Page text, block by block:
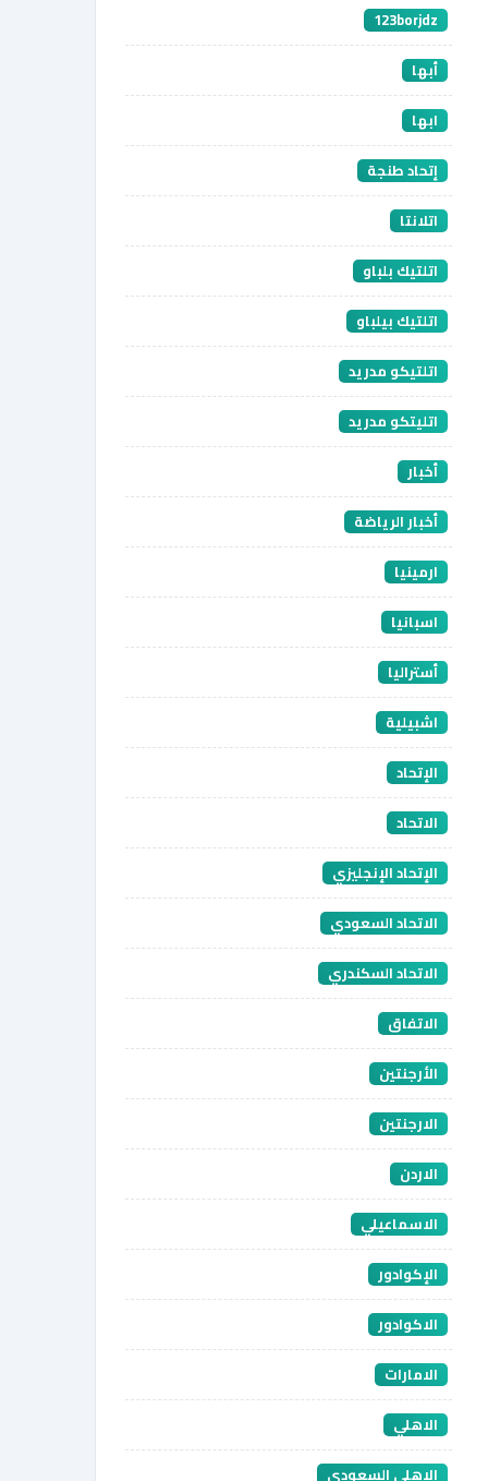
123borjdz
أبها
ابها
إتحاد طنجة
اتلانتا
اتلتيك بلباو
اتلتيك بيلباو
اتلتيكو مدريد
اتليتكو مدريد
أخبار
أخبار الرياضة
ارمينيا
اسبانيا
أستراليا
اشبيلية
الإتحاد
الاتحاد
الإتحاد الإنجليزي
الاتحاد السعودي
الاتحاد السكندري
الاتفاق
الأرجنتين
الارجنتين
الاردن
الاسماعيلي
الإكوادور
الاكوادور
الامارات
الاهلي
الاهلي السعودي